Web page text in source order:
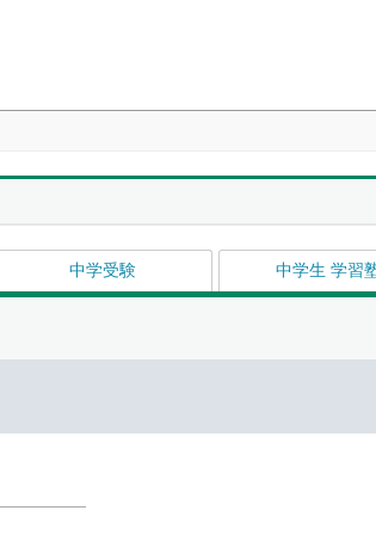
中学受験 中学生 学習